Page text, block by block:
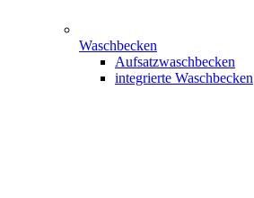
Waschbecken
Aufsatzwaschbecken
integrierte Waschbecken